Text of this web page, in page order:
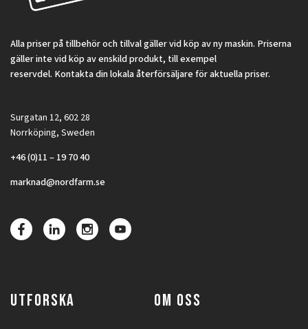
Alla priser på tillbehör och tillval gäller vid köp av ny maskin. Priserna
gäller inte vid köp av enskild produkt, till exempel
reservdel. Kontakta din lokala återförsäljare för aktuella priser.
Surgatan 12, 602 28
Norrköping, Sweden
+46 (0)11 – 19 70 40
marknad@nordfarm.se
UTFORSKA OM OSS